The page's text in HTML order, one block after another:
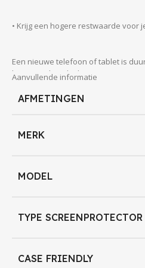
• Krijg een hogere restwaarde voor
Een nieuwe telefoon of tablet is
krijgen is dan altijd meegenomen.
Nog een reden om uw elektronica
Aanvullende informatie
AFMETINGEN
MERK
MODEL
TYPE SCREENPROTECTOR
CASE FRIENDLY